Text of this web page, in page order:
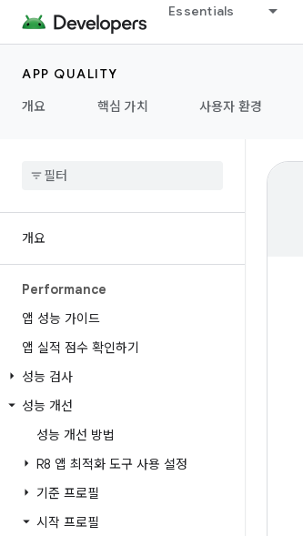
Essentials
APP QUALITY
개요
핵심 가치 사용자 환경
개요
Performance
앱 성능 가이드
앱 실적 점수 확인하기
성능 검사
성능 개선
성능 개선 방법
R8 앱 최적화 도구 사용 설정
기준 프로필
시작 프로필